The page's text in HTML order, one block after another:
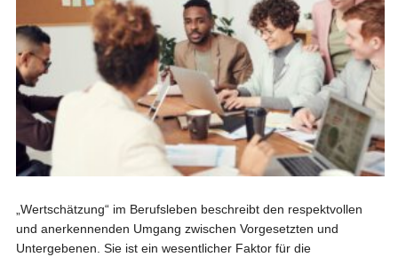
„Wertschätzung“ im Berufsleben beschreibt den respektvollen
und anerkennenden Umgang zwischen Vorgesetzten und
Untergebenen. Sie ist ein wesentlicher Faktor für die